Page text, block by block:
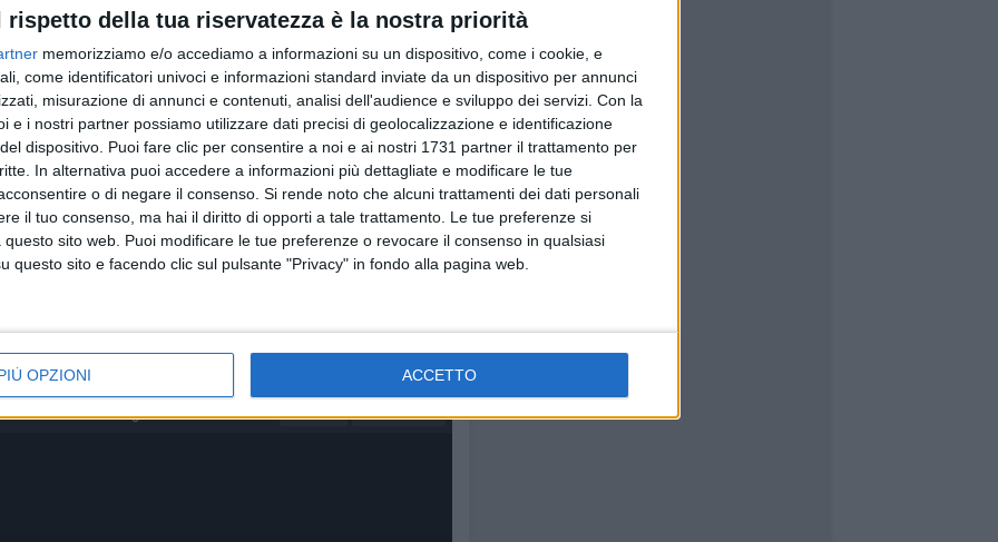
rispetto della tua riservatezza è la nostra priorità
memorizziamo e/o accediamo a informazioni su un dispositivo, come i cookie, e
come identificatori univoci e informazioni standard inviate da un dispositivo per annunci
misurazione di annunci e contenuti, analisi dell'audience e sviluppo dei servizi. Con la
e i nostri partner possiamo utilizzare dati precisi di geolocalizzazione e identificazione
dispositivo. Puoi fare clic per consentire a noi e ai nostri 1731 partner il trattamento per
In alternativa puoi accedere a informazioni più dettagliate e modificare le tue
o di negare il consenso. Si rende noto che alcuni trattamenti dei dati personali
il tuo consenso, ma hai il diritto di opporti a tale trattamento. Le tue preferenze si
sito web. Puoi modificare le tue preferenze o revocare il consenso in qualsiasi
questo sito e facendo clic sul pulsante "Privacy" in fondo alla pagina web.
OPZIONI ACCETTO
Balducci, docente del Conservatorio di Bari; Luigi
d'orchestra del Conservatorio di Cosenza; Gianbattista
di Foggia; Sabrina Dente, pianista e direttrice
docente del Conservatorio di Perugia; Giuseppe Di
compositore e storico direttore artistico del Talos
percussionista e docente del Conservatorio di
trainer; Simone Salvatorelli, percussionista,
di Corato; Pietro Vigliarolo, violinista e direttore
di Foggia; Pino Lentini, clarinettista e docente del
chitarrista e docente del Conservatorio di Bari.
al pianoforte sarà Emanuele Petruzzella.
l'elenco completo dei concorrenti sono disponibili sul
SOCIAL VIDEO
3 MINUTI
talento delle nuove generazioni musicali